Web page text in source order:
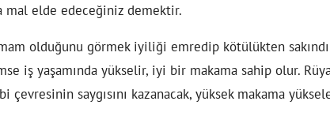
mal elde edeceğiniz demektir.
olduğunu görmek iyiliği emredip kötülükten
iş yaşamında yükselir, iyi bir makama sahip olur.
çevresinin saygısını kazanacak, yüksek makama